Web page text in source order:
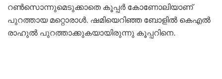
റൺസൊന്നുമെടുക്കാതെ കൂപ്പർ കോണോലിയാണ്
പുറത്തായ മറ്റൊരാൾ. ഷമിയെറിഞ്ഞ ബോളിൽ കെഎൽ
രാഹുൽ പുറത്താക്കുകയായിരുന്നു കൂപ്പറിനെ.